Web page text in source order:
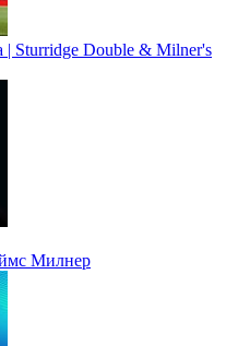
Sturridge Double & Milner's
Милнер